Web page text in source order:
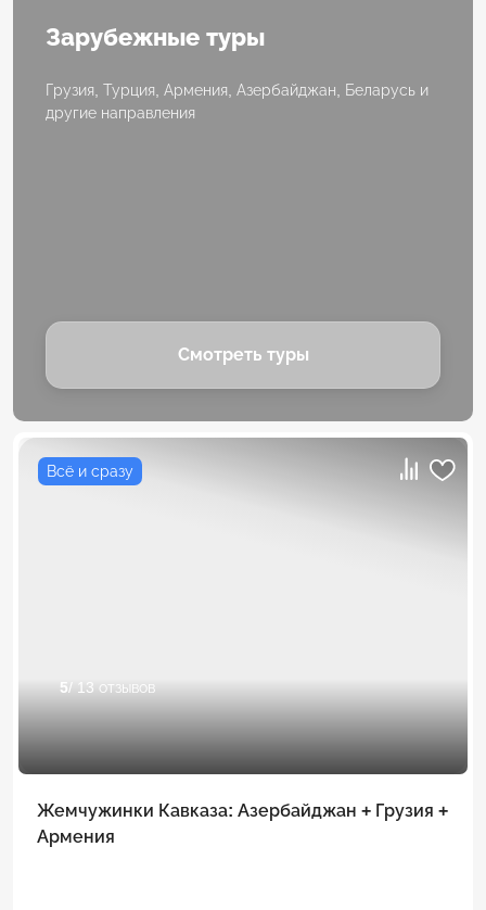
Зарубежные туры
Грузия, Турция, Армения, Азербайджан, Беларусь и
другие направления
Смотреть туры
Всё и сразу
5/ 13 отзывов
Жемчужинки Кавказа: Азербайджан + Грузия +
Армения